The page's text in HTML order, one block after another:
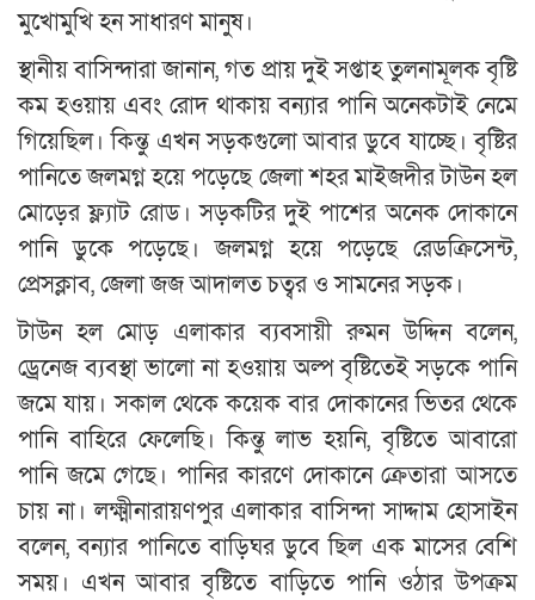
মুখোমুখি হন সাধারণ মানুষ।
স্থানীয় বাসিন্দারা জানান, গত প্রায় দুই সপ্তাহ তুলনামূলক বৃষ্টি
কম হওয়ায় এবং রোদ থাকায় বন্যার পানি অনেকটাই নেমে
গিয়েছিল। কিন্তু এখন সড়কগুলো আবার ডুবে যাচ্ছে। বৃষ্টির
পানিতে জলমগ্ন হয়ে পড়েছে জেলা শহর মাইজদীর টাউন হল
মোড়ের ফ্ল্যাট রোড। সড়কটির দুই পাশের অনেক দোকানে
পানি ডুকে পড়েছে। জলমগ্ন হয়ে পড়েছে রেডক্রিসেন্ট,
প্রেসক্লাব, জেলা জজ আদালত চত্বর ও সামনের সড়ক।
টাউন হল মোড় এলাকার ব্যবসায়ী রুমন উদ্দিন বলেন,
ড্রেনেজ ব্যবস্থা ভালো না হওয়ায় অল্প বৃষ্টিতেই সড়কে পানি
জমে যায়। সকাল থেকে কয়েক বার দোকানের ভিতর থেকে
পানি বাহিরে ফেলেছি। কিন্তু লাভ হয়নি, বৃষ্টিতে আবারো
পানি জমে গেছে। পানির কারণে দোকানে ক্রেতারা আসতে
চায় না। লক্ষ্মীনারায়ণপুর এলাকার বাসিন্দা সাদ্দাম হোসাইন
বলেন, বন্যার পানিতে বাড়িঘর ডুবে ছিল এক মাসের বেশি
সময়। এখন আবার বৃষ্টিতে বাড়িতে পানি ওঠার উপক্রম